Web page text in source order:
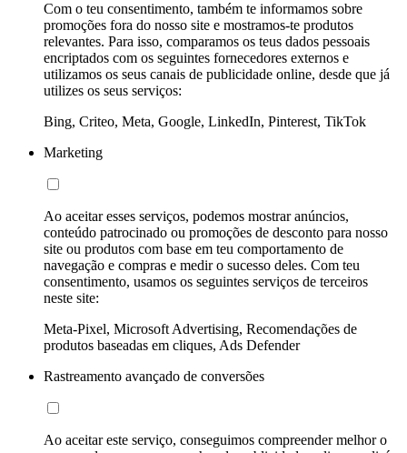
Com o teu consentimento, também te informamos sobre
promoções fora do nosso site e mostramos-te produtos
relevantes. Para isso, comparamos os teus dados pessoais
encriptados com os seguintes fornecedores externos e
utilizamos os seus canais de publicidade online, desde que já
utilizes os seus serviços:
Bing, Criteo, Meta, Google, LinkedIn, Pinterest, TikTok
Marketing
Ao aceitar esses serviços, podemos mostrar anúncios,
conteúdo patrocinado ou promoções de desconto para nosso
site ou produtos com base em teu comportamento de
navegação e compras e medir o sucesso deles. Com teu
consentimento, usamos os seguintes serviços de terceiros
neste site:
Meta-Pixel, Microsoft Advertising, Recomendações de
produtos baseadas em cliques, Ads Defender
Rastreamento avançado de conversões
Ao aceitar este serviço, conseguimos compreender melhor o